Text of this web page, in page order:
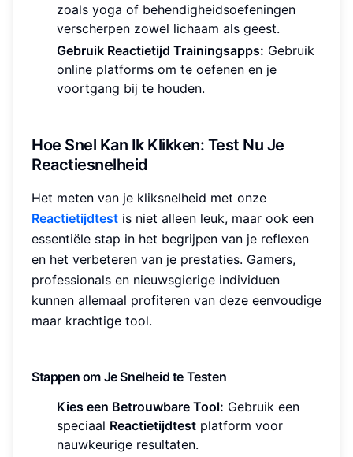
zoals yoga of behendigheidsoefeningen
verscherpen zowel lichaam als geest.
Gebruik Reactietijd Trainingsapps: Gebruik
online platforms om te oefenen en je
voortgang bij te houden.
Hoe Snel Kan Ik Klikken: Test Nu Je
Reactiesnelheid
Het meten van je kliksnelheid met onze
Reactietijdtest is niet alleen leuk, maar ook een
essentiële stap in het begrijpen van je reflexen
en het verbeteren van je prestaties. Gamers,
professionals en nieuwsgierige individuen
kunnen allemaal profiteren van deze eenvoudige
maar krachtige tool.
Stappen om Je Snelheid te Testen
Kies een Betrouwbare Tool: Gebruik een
speciaal Reactietijdtest platform voor
nauwkeurige resultaten.